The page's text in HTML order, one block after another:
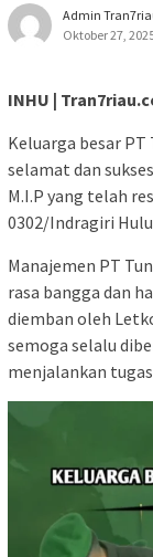
Admin
Oktober 27,
INHU |
Keluarga besar
selamat dan
M.I.P yang telah
0302/Indragiri
Manajemen PT
rasa bangga dan
diemban oleh
semoga selalu
menjalankan